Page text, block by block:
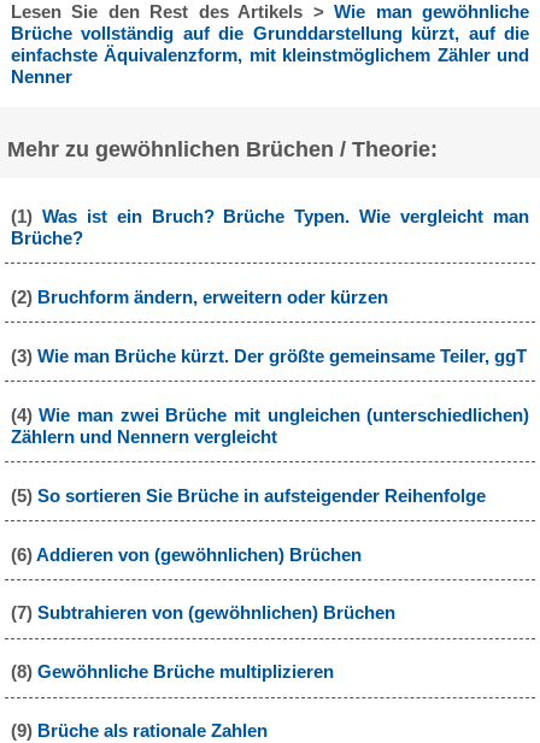
Lesen Sie den Rest des Artikels >Wie man gewöhnliche
Brüche vollständig auf die Grunddarstellung kürzt, auf die
einfachste Äquivalenzform, mit kleinstmöglichem Zähler und
Nenner
Mehr zu gewöhnlichen Brüchen / Theorie:
(1) Was ist ein Bruch? Brüche Typen. Wie vergleicht man
Brüche?
(2) Bruchform ändern, erweitern oder kürzen
(3) Wie man Brüche kürzt. Der größte gemeinsame Teiler, ggT
(4)Wie man zwei Brüche mit ungleichen (unterschiedlichen)
Zählern und Nennern vergleicht
(5) So sortieren Sie Brüche in aufsteigender Reihenfolge
(6)Addieren von (gewöhnlichen) Brüchen
(7) Subtrahieren von (gewöhnlichen) Brüchen
(8) Gewöhnliche Brüche multiplizieren
(9) Brüche als rationale Zahlen